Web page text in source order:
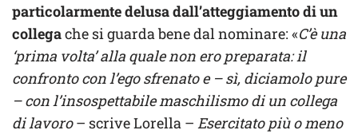
particolarmente delusa dall’atteggiamento di un
collegache si guarda bene dal nominare: «C’è una
‘prima volta’ alla quale non ero preparata: il
confronto con l’ego sfrenato e – sì, diciamolo pure
– con l’insospettabile maschilismo di un collega
di lavoro– scrive Lorella – Esercitato più o meno